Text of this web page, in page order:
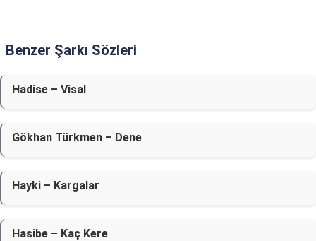
Benzer Şarkı Sözleri
Hadise – Visal
Gökhan Türkmen – Dene
Hayki – Kargalar
Hasibe – Kaç Kere